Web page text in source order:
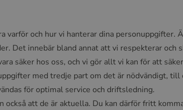
och hur vi hanterar dina personuppgifter.
Det innebär bland annat att vi respekterar
säker hos oss, och vi gör allt vi kan för att
med tredje part om det är nödvändigt,
för optimal service och driftsledning.
att de är aktuella. Du kan därför fritt